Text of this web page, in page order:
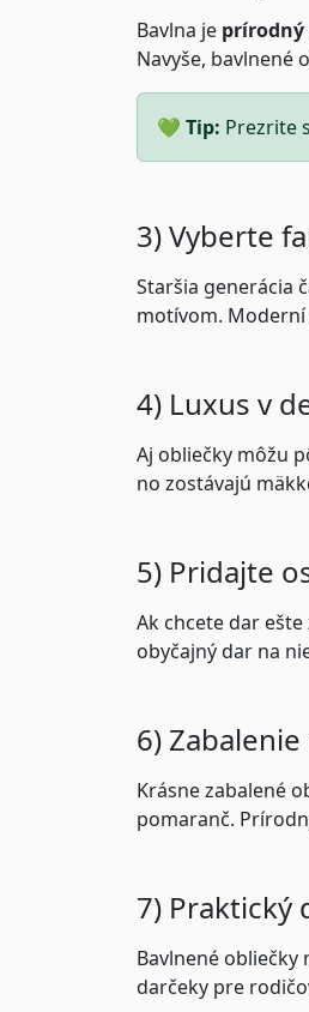
Bavlna je
Navyše, bavlnené
💚 Tip: Prezrite
3) Vyberte
Staršia generácia
motívom.
4) Luxus v
Aj obliečky môžu
no zostávajú
5) Pridajte
Ak chcete dar
obyčajný dar na
6)
Krásne zabalené
pomaranč.
7) Praktický
Bavlnené
darčeky pre